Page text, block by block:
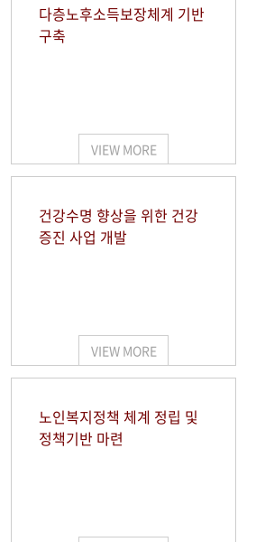
다층노후소득보장체계 기반
구축
VIEW MORE
건강수명 향상을 위한 건강
증진 사업 개발
VIEW MORE
노인복지정책 체계 정립 및
정책기반 마련